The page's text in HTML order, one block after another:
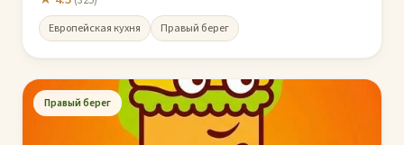
Европейская кухня Правый берег
Правый берег